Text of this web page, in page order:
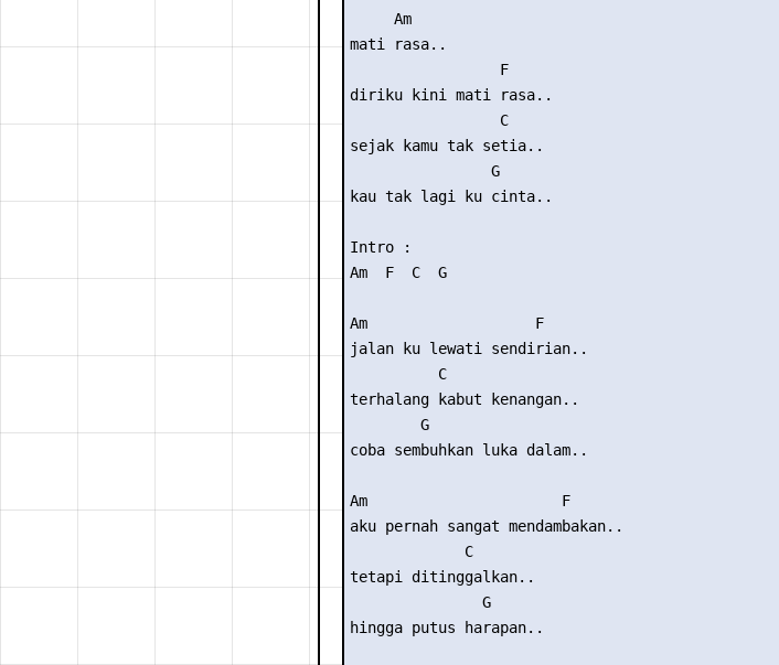
     Am
mati rasa..
                 F
diriku kini mati rasa..
                 C
sejak kamu tak setia..
                G
kau tak lagi ku cinta..
Intro :
Am  F  C  G
Am                   F
jalan ku lewati sendirian..
          C
terhalang kabut kenangan..
        G
coba sembuhkan luka dalam..
Am                      F
aku pernah sangat mendambakan..
             C
tetapi ditinggalkan..
               G
hingga putus harapan..